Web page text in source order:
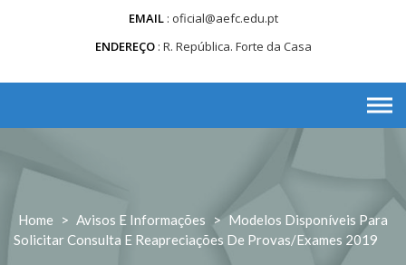
EMAIL oficial@aefc.edu.pt
ENDEREÇO R. República. Forte da Casa
Home > Avisos E Informações > Modelos Disponíveis Para
Solicitar Consulta E Reapreciações De Provas/exames 2019